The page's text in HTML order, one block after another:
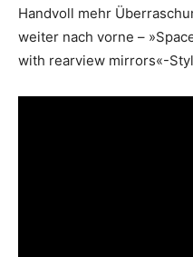
Handvoll mehr
weiter nach vorne –
with rearview mirrors«-